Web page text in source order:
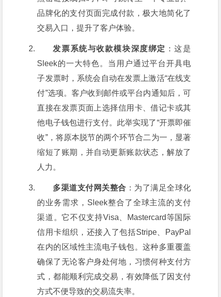
品牌化的支付页面完成付款，极大地简化了
交易入口，提升了客户体验。
发票系统与收款模块深度绑定 ：这是
Sleek的一大特色。当用户通过平台开具电
子发票时，系统会自动在发票上激活“在线支
付”选项。客户收到邮件或平台内通知后，可
直接在发票页面上选择信用卡、借记卡或其
他电子钱包进行支付。此举实现了“开票即催
收”，将原本脱节的两个环节合二为一，显著
缩短了账期，并自动更新账款状态，解放了
人力。
多渠道支付网关整合 ：为了满足全球化
的业务需求，Sleek整合了全球主流的支付
渠道。它不仅支持Visa、Mastercard等国际
信用卡组织，还接入了包括Stripe、PayPal
在内的区域性主流电子钱包。这种多重覆盖
确保了无论客户身处何地，习惯何种支付方
式，都能顺利完成交易，有效降低了因支付
方式不便导致的交易流失率。